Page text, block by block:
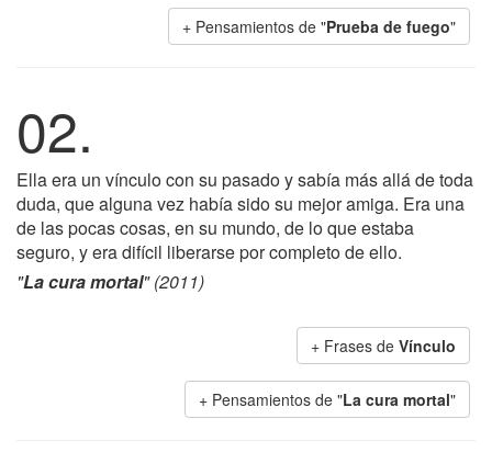
+ Pensamientos de "Prueba de fuego"
02.
Ella era un vínculo con su pasado y sabía más allá de toda
duda, que alguna vez había sido su mejor amiga. Era una
de las pocas cosas, en su mundo, de lo que estaba
seguro, y era difícil liberarse por completo de ello.
"La cura mortal" (2011)
+ Frases de Vínculo
+ Pensamientos de "La cura mortal"